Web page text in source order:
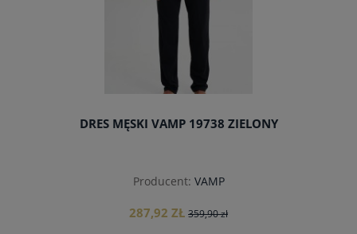
DRES MĘSKI VAMP 19738 ZIELONY
Producent: VAMP
287,92 ZŁ 359,90 zł